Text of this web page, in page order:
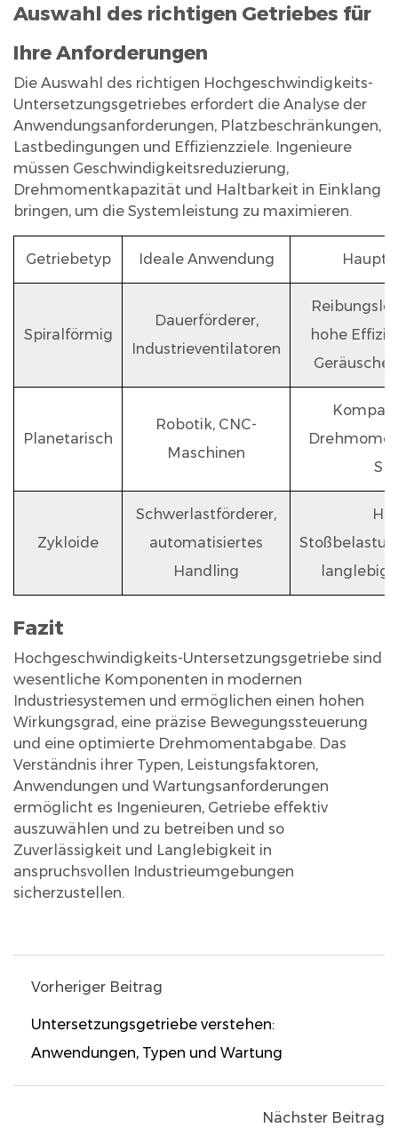
Auswahl des richtigen Getriebes für
Ihre Anforderungen
Die Auswahl des richtigen Hochgeschwindigkeits-
Untersetzungsgetriebes erfordert die Analyse der
Anwendungsanforderungen, Platzbeschränkungen,
Lastbedingungen und Effizienzziele. Ingenieure
müssen Geschwindigkeitsreduzierung,
Drehmomentkapazität und Haltbarkeit in Einklang
bringen, um die Systemleistung zu maximieren.
Getriebetyp Ideale Anwendung
Spiralförmig
Dauerförderer,
Industrieventilatoren
hohe
Planetarisch
Robotik, CNC-
Maschinen
Zykloide
Schwerlastförderer,
automatisiertes
Handling
Fazit
Hochgeschwindigkeits-Untersetzungsgetriebe sind
wesentliche Komponenten in modernen
Industriesystemen und ermöglichen einen hohen
Wirkungsgrad, eine präzise Bewegungssteuerung
und eine optimierte Drehmomentabgabe. Das
Verständnis ihrer Typen, Leistungsfaktoren,
Anwendungen und Wartungsanforderungen
ermöglicht es Ingenieuren, Getriebe effektiv
auszuwählen und zu betreiben und so
Zuverlässigkeit und Langlebigkeit in
anspruchsvollen Industrieumgebungen
sicherzustellen.
Vorheriger Beitrag
Untersetzungsgetriebe verstehen:
Anwendungen, Typen und Wartung
Nächster Beitrag